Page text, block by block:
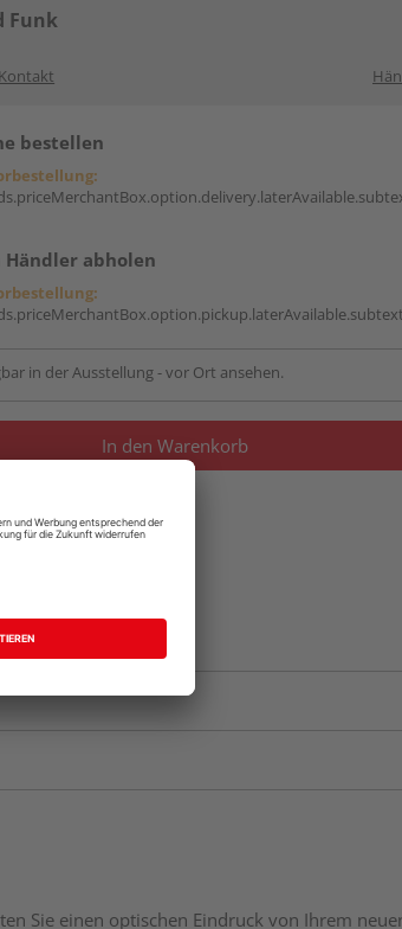
Funk
Kontakt
bestellen
Händler abholen
in der Ausstellung - vor Ort ansehen.
In den Warenkorb
Sie einen optischen Eindruck von Ihrem